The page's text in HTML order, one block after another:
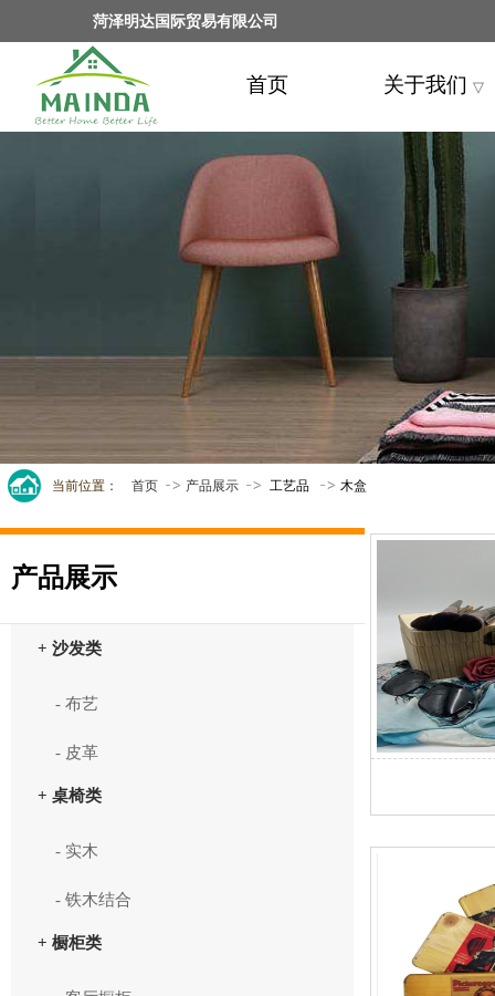
菏泽明达国际贸易有限公司
首页 关于我们 ▽
当前位置： 首页 产品展示 工艺品 木盒
产品展示
+ 沙发类
- 布艺
- 皮革
+ 桌椅类
- 实木
- 铁木结合
+ 橱柜类